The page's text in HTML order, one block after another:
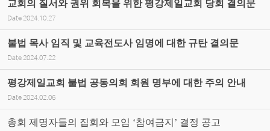
교회의 질서와 권위 회복을 위한 평강제일교회 당회 결의문
Date 2024.10.27
불법 목사 임직 및 교육전도사 임명에 대한 규탄 결의문
Date 2024.07.22
평강제일교회 불법 공동의회 회원 명부에 대한 주의 안내
Date 2024.02.06
총회 제명자들의 집회와 모임 ‘참여금지’ 결정 공고